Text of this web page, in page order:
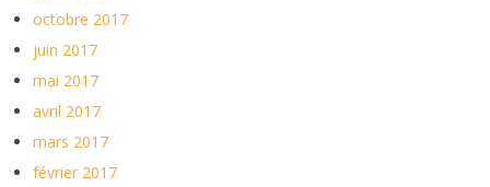
octobre 2017
juin 2017
mai 2017
avril 2017
mars 2017
février 2017